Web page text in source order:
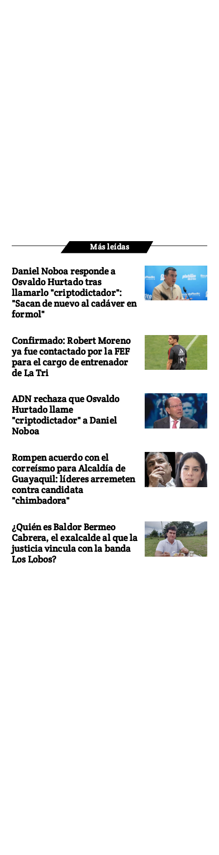
Más leídas
Daniel Noboa responde a
Osvaldo Hurtado tras
llamarlo "criptodictador":
"Sacan de nuevo al cadáver en
formol"
Confirmado: Robert Moreno
ya fue contactado por la FEF
para el cargo de entrenador
de La Tri
ADN rechaza que Osvaldo
Hurtado llame
"criptodictador" a Daniel
Noboa
Rompen acuerdo con el
correísmo para Alcaldía de
Guayaquil: líderes arremeten
contra candidata
"chimbadora"
¿Quién es Baldor Bermeo
Cabrera, el exalcalde al que la
justicia vincula con la banda
Los Lobos?